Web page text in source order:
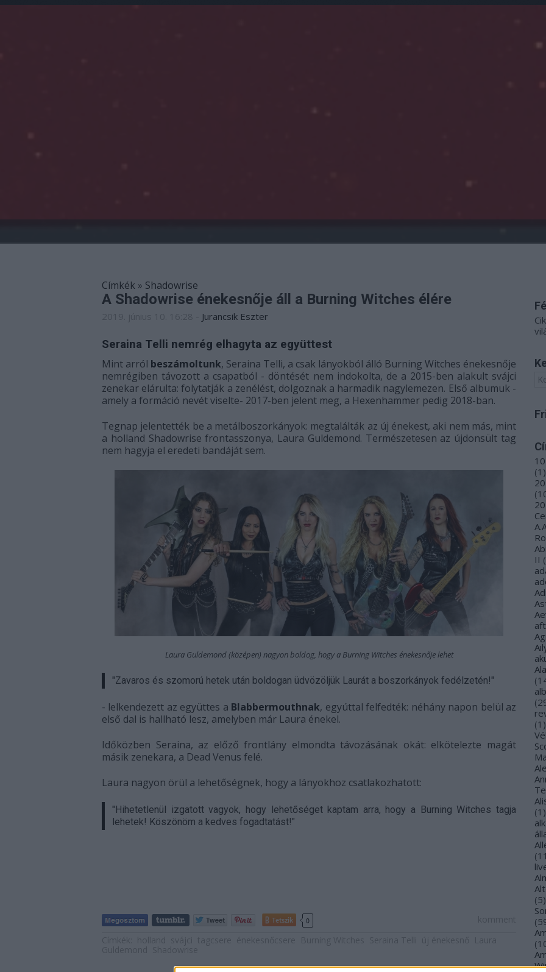
Címkék » Shadowrise
A Shadowrise énekesnője áll a Burning Witches élére
Jurancsik Eszter
Seraina Telli nemrég elhagyta az együttest
Mint arról beszámoltunk, Seraina Telli, a csak lányokból álló Burning Witches énekesnője
nemrégiben távozott a csapatból - döntését nem indokolta, de a 2015-ben alakult svájci
zenekar elárulta: folytatják a zenélést, dolgoznak a harmadik nagylemezen. Első albumuk -
amely a formáció nevét viselte- 2017-ben jelent meg, a Hexenhammer pedig 2018-ban.
Tegnap jelentették be a metálboszorkányok: megtalálták az új énekest, aki nem más, mint
a holland Shadowrise frontasszonya, Laura Guldemond. Természetesen az újdonsült tag
nem hagyja el eredeti bandáját sem.
Laura Guldemond (középen) nagyon boldog, hogy a Burning Witches énekesnője lehet
"Zavaros és szomorú hetek után boldogan üdvözöljük Laurát a boszorkányok fedélzetén!"
- lelkendezett az együttes a Blabbermouthnak, egyúttal felfedték: néhány napon belül az
első dal is hallható lesz, amelyben már Laura énekel.
Időközben Seraina, az előző frontlány elmondta távozásának okát: elkötelezte magát
másik zenekara, a Dead Venus felé.
Laura nagyon örül a lehetőségnek, hogy a lányokhoz csatlakozhatott:
"Hihetetlenül izgatott vagyok, hogy lehetőséget kaptam arra, hogy a Burning Witches tagja
lehetek! Köszönöm a kedves fogadtatást!"
Tetszik 0
10
(1 )
(
II (
(
(
(1 )
(1 )
(11
(5)
(
(